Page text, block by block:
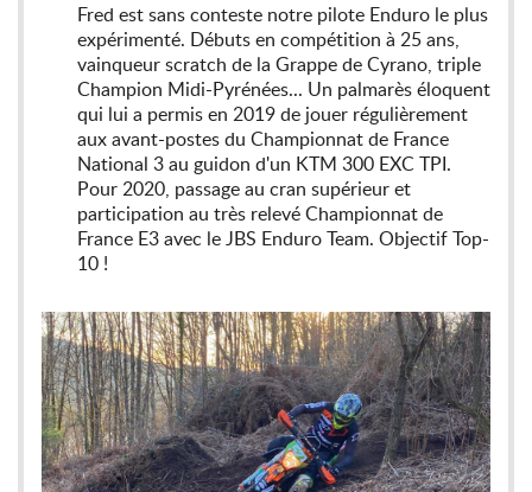
Fred est sans conteste notre pilote Enduro le plus
expérimenté. Débuts en compétition à 25 ans,
vainqueur scratch de la Grappe de Cyrano, triple
Champion Midi-Pyrénées... Un palmarès éloquent
qui lui a permis en 2019 de jouer régulièrement
aux avant-postes du Championnat de France
National 3 au guidon d'un KTM 300 EXC TPI.
Pour 2020, passage au cran supérieur et
participation au très relevé Championnat de
France E3 avec le JBS Enduro Team. Objectif Top-
10 !